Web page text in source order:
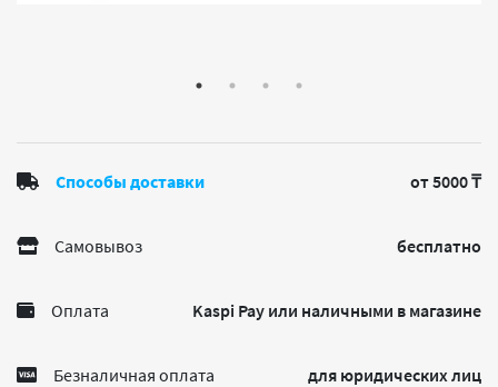
Способы доставки от 5000 ₸
Самовывоз бесплатно
Оплата Kaspi Pay или наличными в магазине
Безналичная оплата для юридических лиц